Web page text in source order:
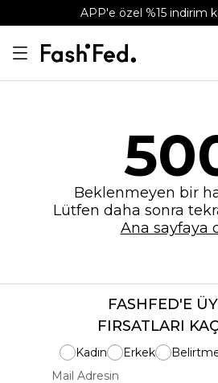
APP'e özel %15 indirim
Beklenmeyen bir
Lütfen daha sonra
Ana sayfaya
FASHFED'E
FIRSATLARI
Kadın Erkek
Mail Adresin